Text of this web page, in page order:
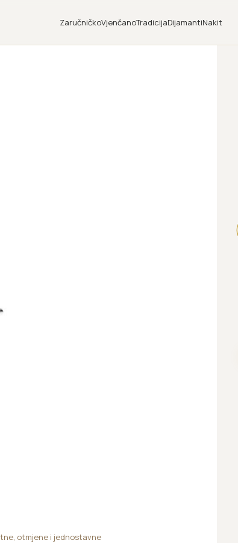
ZaručničkoVjenčanoTradicijaDijamantiNakit
otmjene i jednostavne